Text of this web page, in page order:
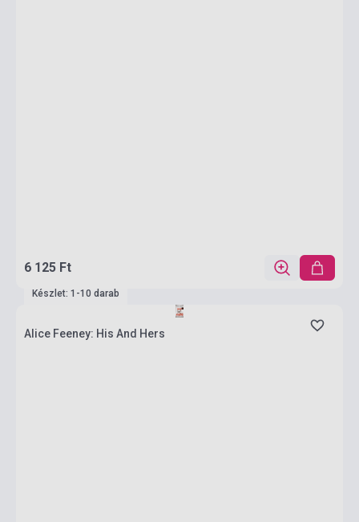
6 125 Ft
Készlet: 1-10 darab
Alice Feeney: His And Hers